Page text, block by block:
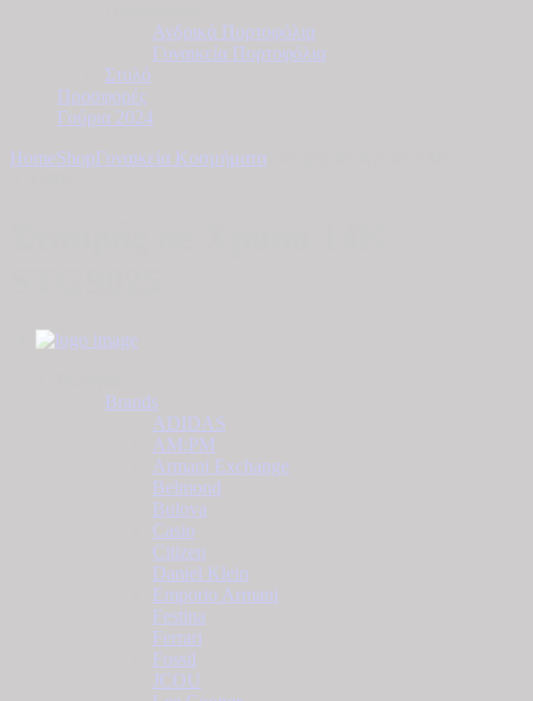
Ανδρικά Πορτοφόλια
Γυναικεία Πορτοφόλια
Στυλό
Προσφορές
Γούρια 2024
HomeShopΓυναικεία Κοσμήματα
Brands
ADIDAS
AM:PM
Armani Exchange
Belmond
Bulova
Casio
Citizen
Daniel Klein
Emporio Armani
Festina
Ferrari
Fossil
JCOU